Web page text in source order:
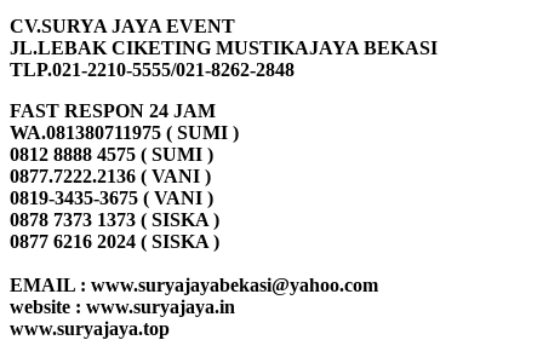
CV.SURYA JAYA EVENT
JL.LEBAK CIKETING MUSTIKAJAYA BEKASI
TLP.021-2210-5555/021-8262-2848
FAST RESPON 24 JAM
WA.081380711975 ( SUMI )
0812 8888 4575 ( SUMI )
0877.7222.2136 ( VANI )
0819-3435-3675 ( VANI )
0878 7373 1373 ( SISKA )
0877 6216 2024 ( SISKA )
EMAIL : www.suryajayabekasi@yahoo.com
website : www.suryajaya.in
www.suryajaya.top